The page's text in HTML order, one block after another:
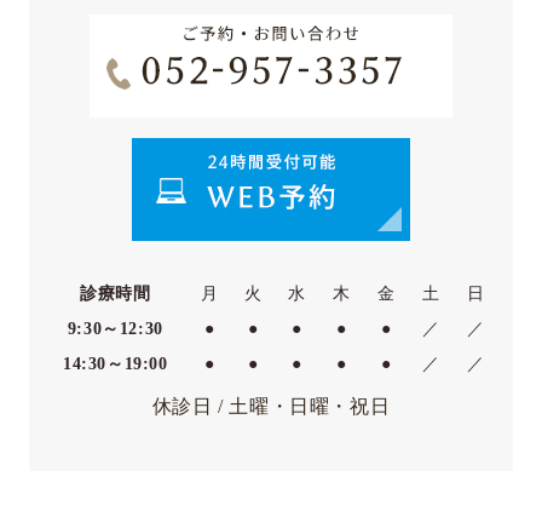
診療時間 月 火 水 木 金 土
日
9:30～12:30
● ● ● ● ● ／
／
14:30～19:00
● ● ● ● ● ／ ／
休診日 / 土曜・日曜・祝日